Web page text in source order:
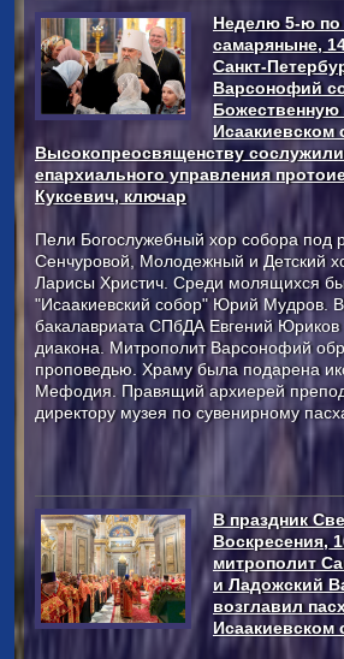
Неделю 5-ю по
самаряныне,
Санкт-
Варсонофий
Божественную
Исаакиевском
Высокопреосвященству
епархиального управления
Куксевич, ключар
Пели Богослужебный хор собора под
Сенчуровой, Молодежный и Детский
Ларисы Христич. Среди молящихся
"Исаакиевский собор" Юрий Мудров.
бакалавриата СПбДА Евгений
диакона. Митрополит Варсонофий
проповедью. Храму была подарена
Мефодия. Правящий архиерей
директору музея по сувенирному
В праздник
Воскресения,
митрополит
и Ладожский
возглавил
Исаакиевском